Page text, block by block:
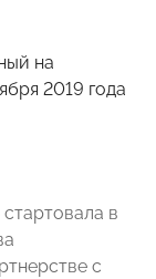
на
2019 года
в
с